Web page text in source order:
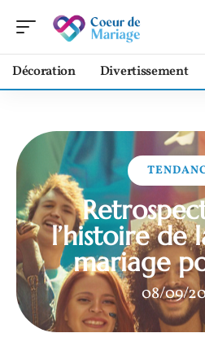
Décoration Divertissement
l’histoire de
mariage
08/09/